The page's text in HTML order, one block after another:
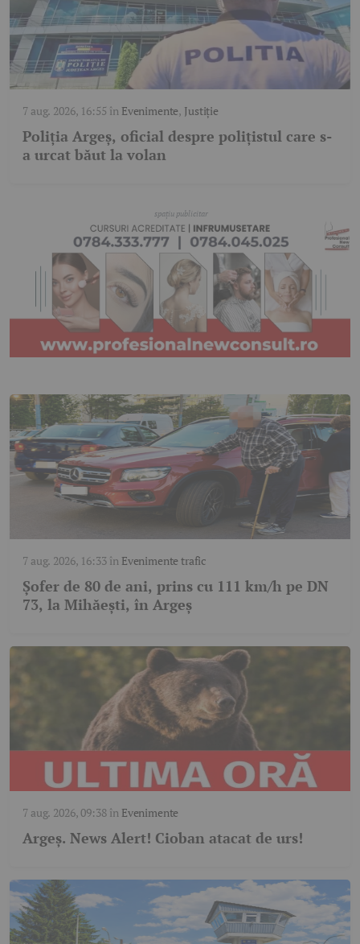
7 aug. 2026, 16:55 în Evenimente, Justiție
Poliția Argeș, oficial despre polițistul care s-
a urcat băut la volan
7 aug. 2026, 16:33în Evenimente trafic
Șofer de 80 de ani, prins cu 111 km/h pe DN
73, la Mihăești, în Argeș
7 aug. 2026, 09:38în Evenimente
Argeş. News Alert! Cioban atacat de urs!